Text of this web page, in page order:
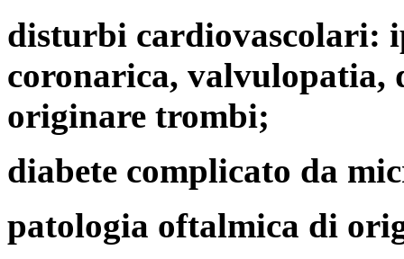
disturbi cardiovascolari:
coronarica, valvulopatia,
originare trombi;
diabete complicato da
patologia oftalmica di